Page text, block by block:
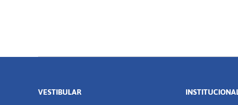
VESTIBULAR